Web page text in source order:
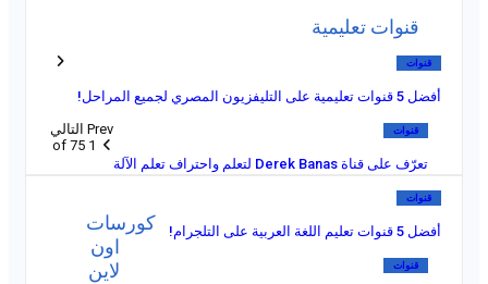
قنوات تعليمية
قنوات
أفضل 5 قنوات تعليمية على التليفزيون المصري لجميع المراحل!
قنوات
تعرّف على قناة Derek Banas لتعلم واحتراف تعلم الآلة
قنوات
أفضل 5 قنوات تعليم اللغة العربية على التلجرام!
قنوات
Prev التالي
1 of 75
كورسات
اون
لاين